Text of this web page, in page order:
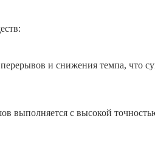
и снижения темпа, что
выполняется с высокой